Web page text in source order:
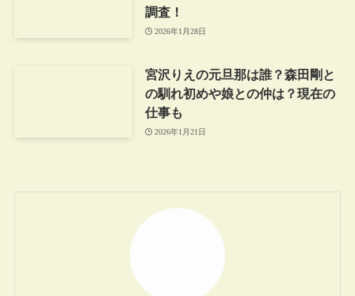
調査！
2026年1月28日
宮沢りえの元旦那は誰？森田剛と
の馴れ初めや娘との仲は？現在の
仕事も
2026年1月21日